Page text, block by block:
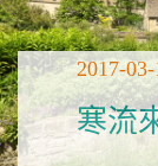
2017-
寒流